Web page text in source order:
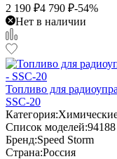
2 190 ₽4 790 ₽-54%
Нет в наличии
Топливо для
SSC-20
Категория:
Список моделей:94188
Бренд:Speed Storm
Страна:Россия